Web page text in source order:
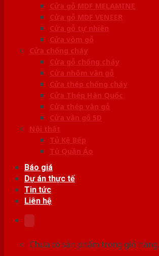
Cửa gỗ MDF MELAMINE
Cửa gỗ MDF VENEER
Cửa gỗ tự nhiên
Cửa vòm gỗ
Cửa chống cháy
Cửa gỗ chống cháy
Cửa nhôm vân gỗ
Cửa thép chống cháy
Cửa Thép Hàn Quốc
Cửa thép vân gỗ
Cửa vân gỗ 5D
Nội thất
Tủ Kệ Bếp
Tủ Quần Áo
Báo giá
Dự án thực tế
Tin tức
Liên hệ
Chưa có sản phẩm trong giỏ hàng.